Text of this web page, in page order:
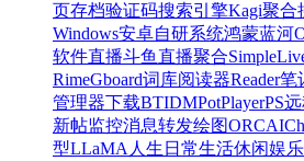
页存档验证码搜索引擎Kagi聚合
Windows安卓自研系统鸿蒙蓝河
软件直播斗鱼直播聚合
RimeGboard词库阅读器Reader笔
管理器下载BTIDMPotPlayerPS远
新帖监控消息转发绘图ORCAI
型LLaMA 人生 日常生活休闲娱乐